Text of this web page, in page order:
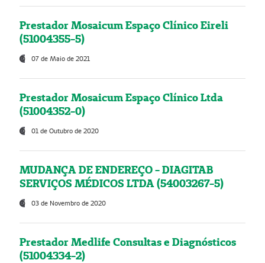
Prestador Mosaicum Espaço Clínico Eireli
(51004355-5)
07 de Maio de 2021
Prestador Mosaicum Espaço Clínico Ltda
(51004352-0)
01 de Outubro de 2020
MUDANÇA DE ENDEREÇO - DIAGITAB
SERVIÇOS MÉDICOS LTDA (54003267-5)
03 de Novembro de 2020
Prestador Medlife Consultas e Diagnósticos
(51004334-2)